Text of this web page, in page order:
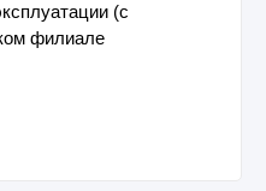
(с
филиале